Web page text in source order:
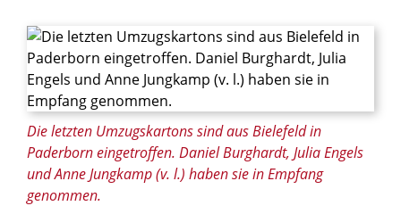
Die letzten Umzugskartons sind aus Bielefeld in
Paderborn eingetroffen. Daniel Burghardt, Julia Engels
und Anne Jungkamp (v. l.) haben sie in Empfang
genommen.